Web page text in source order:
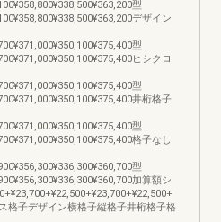
型
デザイン
型
ヒシクロ
型
井桁格子
型
格子なし
型
加算額シ
格子デザイン横格子縦格子井桁格子格